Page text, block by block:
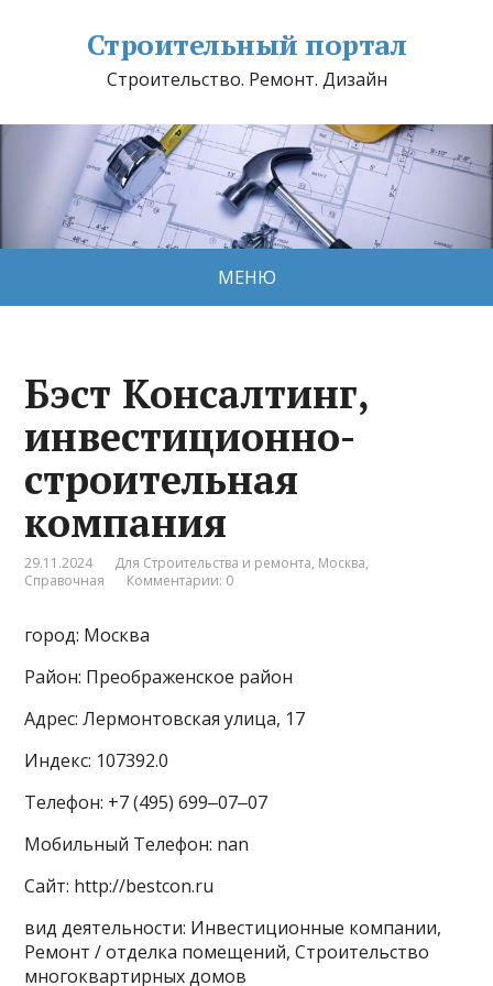
Строительный портал
Строительство. Ремонт. Дизайн
МЕНЮ
Бэст Консалтинг,
инвестиционно-
строительная
компания
29.11.2024 Для Строительства и ремонта, Москва,
Справочная
Комментарии: 0
город: Москва
Район: Преображенское район
Адрес: Лермонтовская улица, 17
Индекс: 107392.0
Телефон: +7 (495) 699‒07‒07
Мобильный Телефон: nan
Сайт: http://bestcon.ru
вид деятельности: Инвестиционные компании,
Ремонт / отделка помещений, Строительство
многоквартирных домов